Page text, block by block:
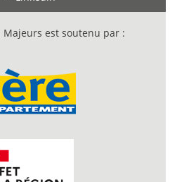
est soutenu par :